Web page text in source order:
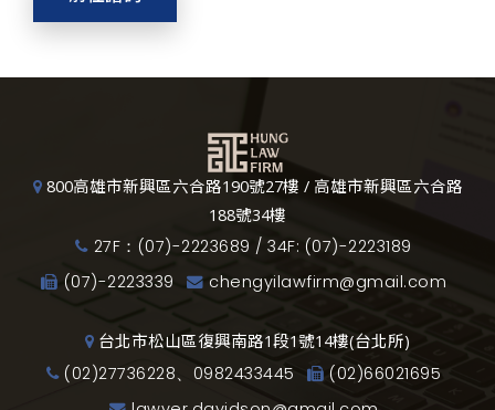
800高雄市新興區六合路190號27樓 / 高雄市新興區六合路
188號34樓
27F：(07)-2223689 / 34F: (07)-2223189
(07)-2223339
chengyilawfirm@gmail.com
台北市松山區復興南路1段1號14樓(台北所)
(02)27736228、0982433445
(02)66021695